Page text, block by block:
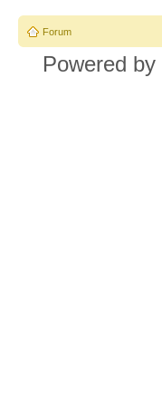
Forum
Powered by